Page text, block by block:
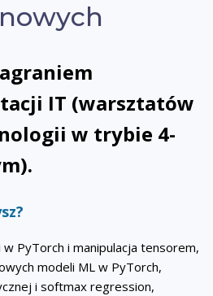
IT (warsztatów
w trybie 4-
PyTorch i manipulacja tensorem,
modeli ML w PyTorch,
i softmax regression,